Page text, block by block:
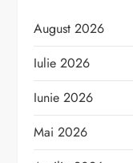
August 2026
Iulie 2026
Iunie 2026
Mai 2026